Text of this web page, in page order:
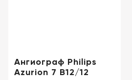
Ангиограф Philips
Azurion 7 B12/12